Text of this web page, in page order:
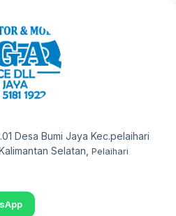
Desa Bumi Jaya Kec.pelaihari
Selatan Pelaihari